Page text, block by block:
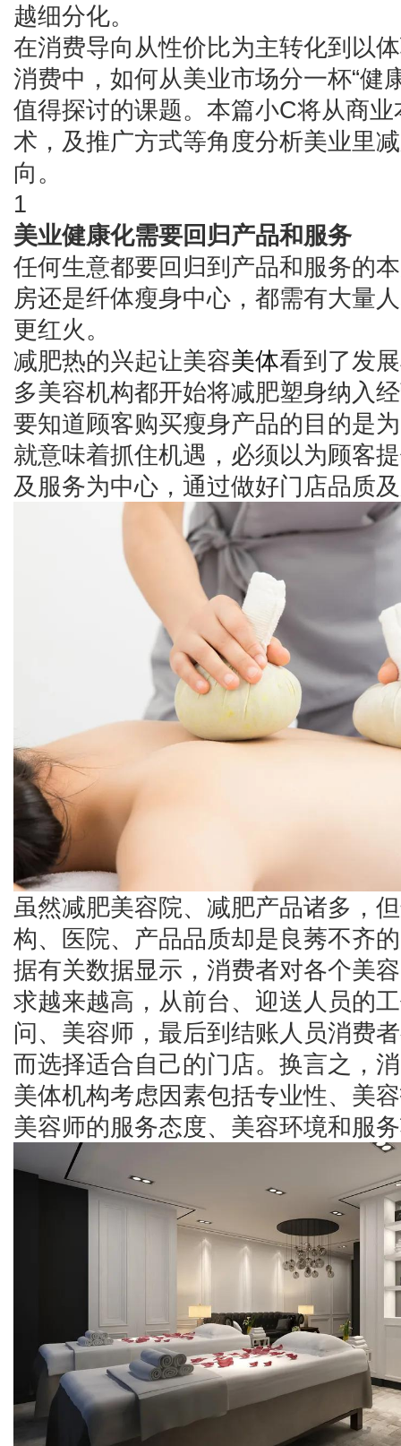
越细分化。
在消费导向从性价比为主转化到以
消费中，如何从美业市场分一杯“健
值得探讨的课题。本篇小C将从商
术，及推广方式等角度分析美业里
向。
1
美业健康化需要回归产品和服务
任何生意都要回归到产品和服务的
房还是纤体瘦身中心，都需有大量
更红火。
减肥热的兴起让美容美体看到了发
多美容机构都开始将减肥塑身纳入
要知道顾客购买瘦身产品的目的是
就意味着抓住机遇，必须以为顾客
及服务为中心，通过做好门店品质
虽然减肥美容院、减肥产品诸多，
构、医院、产品品质却是良莠不齐
据有关数据显示，消费者对各个美
求越来越高，从前台、迎送人员的
问、美容师，最后到结账人员消费
而选择适合自己的门店。换言之，
美体机构考虑因素包括专业性、美
美容师的服务态度、美容环境和服